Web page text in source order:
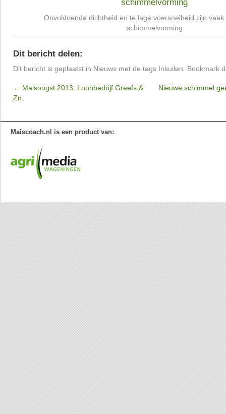
Onvoldoende dichtheid en te lage voersnelheid zijn
schimmelvorming
Dit bericht delen:
Dit bericht is geplaatst in Nieuws met de tags Inkuilen . Bookmark
← Maisoogst 2013: Loonbedrijf Greefs &
Zn.
Nieuwe schimmel
Maiscoach.nl is een product van: